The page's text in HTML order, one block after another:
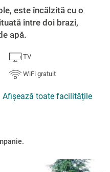
este încălzită cu o
între doi brazi,
apă.
TV
WiFi gratuit
Afișează toate facilitățile